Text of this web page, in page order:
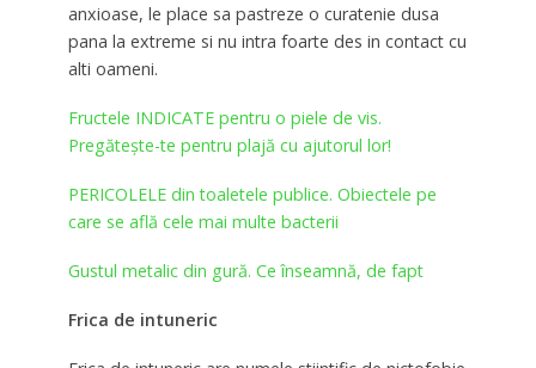
anxioase, le place sa pastreze o curatenie dusa
pana la extreme si nu intra foarte des in contact cu
alti oameni.
Fructele INDICATE pentru o piele de vis.
Pregătește-te pentru plajă cu ajutorul lor!
PERICOLELE din toaletele publice. Obiectele pe
care se află cele mai multe bacterii
Gustul metalic din gură. Ce înseamnă, de fapt
Frica de intuneric